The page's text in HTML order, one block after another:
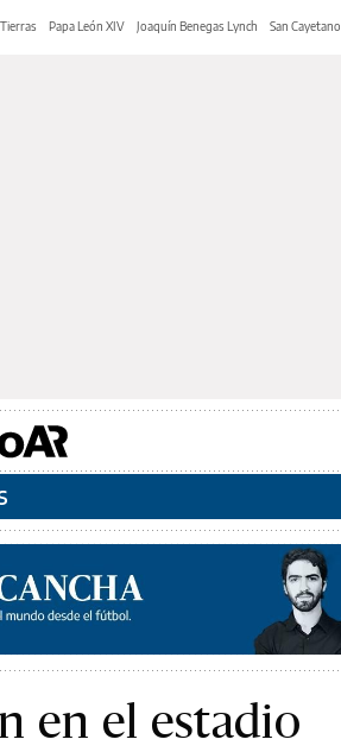
Papa León XIV Joaquín Benegas Lynch San Cayetano
en el estadio